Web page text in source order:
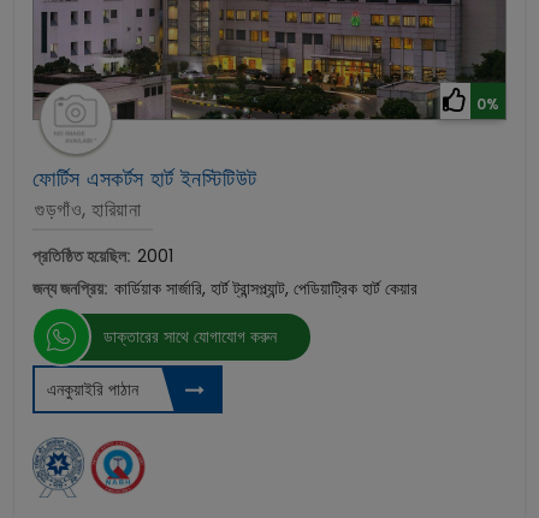
0%
ফোর্টিস এসকর্টস হার্ট ইনস্টিটিউট
গুড়গাঁও, হারিয়ানা
প্রতিষ্ঠিত হয়েছিল: 2001
জন্য জনপ্রিয়: কার্ডিয়াক সার্জারি, হার্ট ট্রান্সপ্ল্যান্ট, পেডিয়াট্রিক হার্ট কেয়ার
ডাক্তারের সাথে যোগাযোগ করুন
এনকুয়াইরি পাঠান